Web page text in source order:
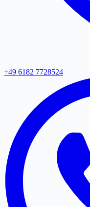
+49 6182 7728524